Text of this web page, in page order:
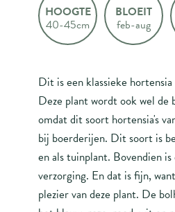
HOOGTE
40-45cm
BLOEIT
feb-aug
Dit is een klassieke
Deze plant wordt ook wel de
omdat dit soort hortensia's
bij boerderijen. Dit soort is
en als tuinplant. Bovendien
verzorging. En dat is fijn,
plezier van deze plant. De